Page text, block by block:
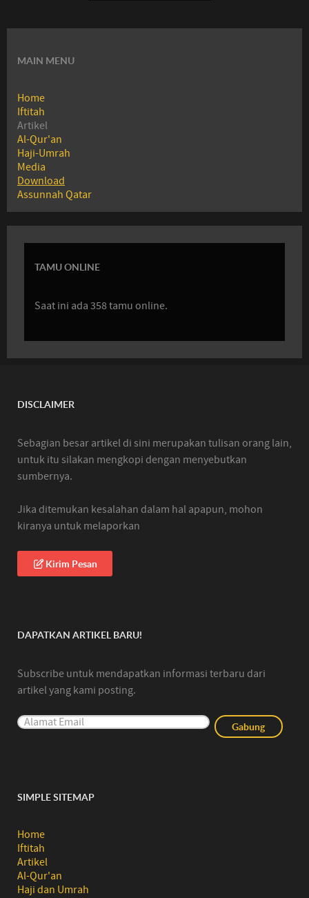
MAIN MENU
Home
Iftitah
Artikel
Al-Qur'an
Haji-Umrah
Media
Download
Assunnah Qatar
TAMU ONLINE
Saat ini ada 358 tamu online.
DISCLAIMER
Sebagian besar artikel di sini merupakan tulisan orang lain,
untuk itu silakan mengkopi dengan menyebutkan
sumbernya.
Jika ditemukan kesalahan dalam hal apapun, mohon
kiranya untuk melaporkan
Kirim Pesan
DAPATKAN ARTIKEL BARU!
Subscribe untuk mendapatkan informasi terbaru dari
artikel yang kami posting.
SIMPLE SITEMAP
Home
Iftitah
Artikel
Al-Qur'an
Haji dan Umrah